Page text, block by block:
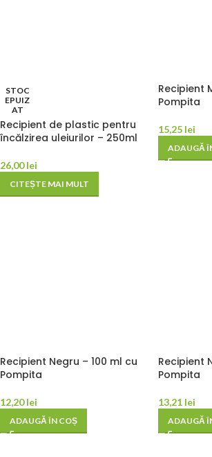
STOC
EPUIZ
AT
Recipient de plastic pentru
încălzirea uleiurilor – 250ml
26,00lei
CITEȘTE MAI MULT
Recipient
Pompita
15,25 lei
ADAUGĂ
Recipient Negru – 100 ml cu
Pompita
12,20lei
ADAUGĂ ÎN COȘ
Recipient
Pompita
13,21 lei
ADAUGĂ